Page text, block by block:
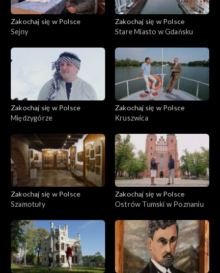
Zakochaj się w Polsce
Sejny
Zakochaj się w Polsce
Stare Miasto w Gdańsku
Zakochaj się w Polsce
Międzygórze
Zakochaj się w Polsce
Kruszwica
Zakochaj się w Polsce
Szamotuły
Zakochaj się w Polsce
Ostrów Tumski w Poznaniu